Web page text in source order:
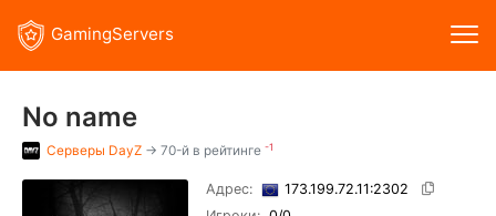
GamingServers
No name
Серверы DayZ → 70-й в рейтинге -1
Адрес:
173.199.72.11:2302